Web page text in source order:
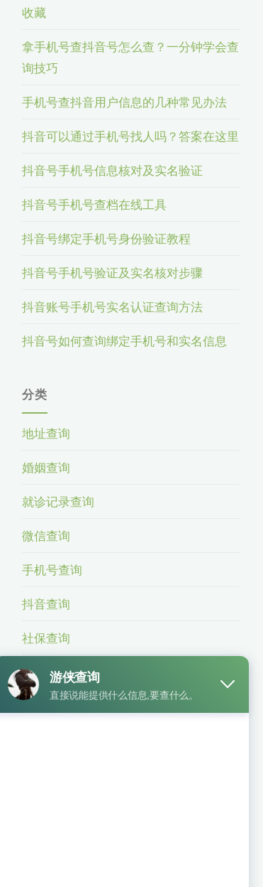
收藏
拿手机号查抖音号怎么查？一分钟学会查
询技巧
手机号查抖音用户信息的几种常见办法
抖音可以通过手机号找人吗？答案在这里
抖音号手机号信息核对及实名验证
抖音号手机号查档在线工具
抖音号绑定手机号身份验证教程
抖音号手机号验证及实名核对步骤
抖音账号手机号实名认证查询方法
抖音号如何查询绑定手机号和实名信息
分类
地址查询
婚姻查询
就诊记录查询
微信查询
手机号查询
抖音查询
社保查询
身份信息查询